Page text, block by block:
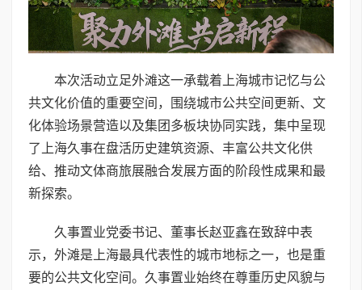
本次活动立足外滩这一承载着上海城市记忆与公
共文化价值的重要空间，围绕城市公共空间更新、文
化体验场景营造以及集团多板块协同实践，集中呈现
了上海久事在盘活历史建筑资源、丰富公共文化供
给、推动文体商旅展融合发展方面的阶段性成果和最
新探索。
久事置业党委书记、董事长赵亚鑫在致辞中表
示，外滩是上海最具代表性的城市地标之一，也是重
要的公共文化空间。久事置业始终在尊重历史风貌与